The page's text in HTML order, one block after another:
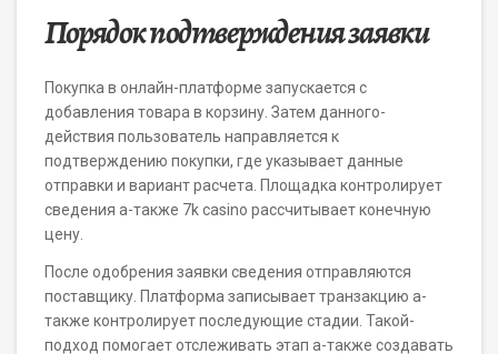
Порядок подтверждения заявки
Покупка в онлайн-платформе запускается с
добавления товара в корзину. Затем данного-
действия пользователь направляется к
подтверждению покупки, где указывает данные
отправки и вариант расчета. Площадка контролирует
сведения а-также 7k casino рассчитывает конечную
цену.
После одобрения заявки сведения отправляются
поставщику. Платформа записывает транзакцию а-
также контролирует последующие стадии. Такой-
подход помогает отслеживать этап а-также создавать